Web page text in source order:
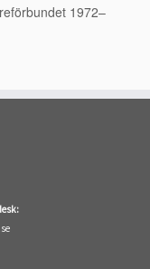
1972–